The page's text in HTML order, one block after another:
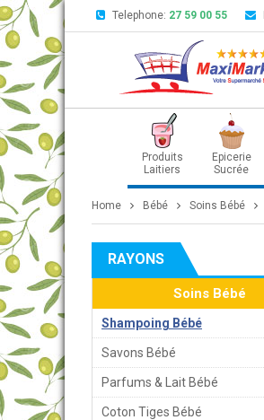
Telephone: 27 59 00 55
Produits
Laitiers
Epicerie
Sucrée
Home Bébé Soins Bébé
RAYONS
Soins Bébé
Shampoing Bébé
Savons Bébé
Parfums & Lait Bébé
Coton Tiges Bébé